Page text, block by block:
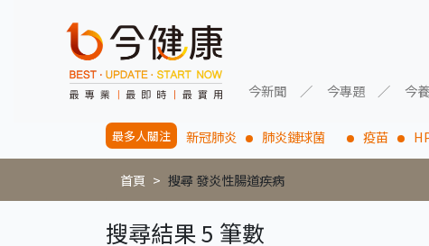
今新聞 今專題 今
最多人關注 新冠肺炎 肺炎鏈球菌 疫苗
首頁 搜尋 發炎性腸道疾病
搜尋結果 5 筆數